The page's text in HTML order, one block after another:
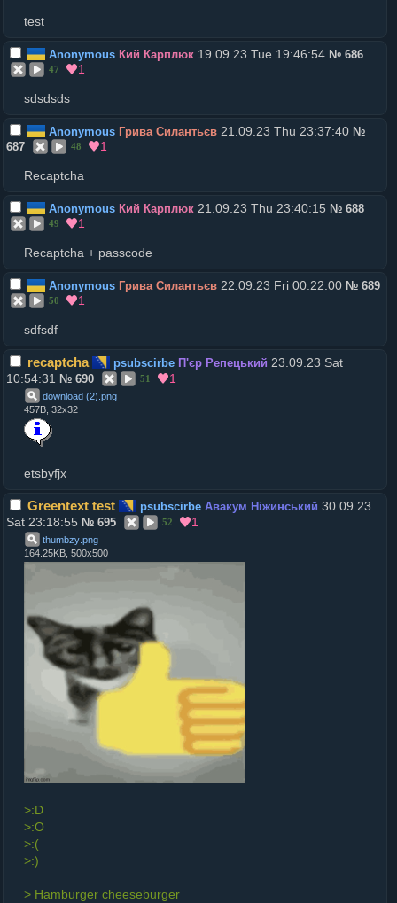
test
Anonymous Кий Карплюк19.09.23 Tue 19:46:54 № 686
47 1
sdsdsds
Anonymous Грива Силантьєв21.09.23 Thu 23:37:40 №
687
48 1
Recaptcha
Anonymous Кий Карплюк21.09.23 Thu 23:40:15 № 688
49 1
Recaptcha + passcode
Anonymous Грива Силантьєв22.09.23 Fri 00:22:00 № 689
50 1
sdfsdf
recaptcha psubscirbe П'єр Репецький 23.09.23 Sat
10:54:31 № 690 51 1
download (2) png
457B, 32x32
etsbyfjx
Greentext test psubscirbe Авакум Ніжинський 30.09.23
Sat 23:18:55 № 695 52 1
thumbzy png
164.25KB, 500x500
>:D
>:O
>:(
>:)
> Hamburger cheeseburger